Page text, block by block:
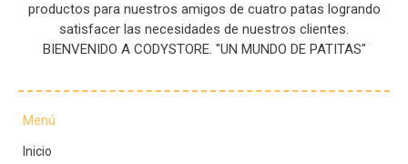
productos para nuestros amigos de cuatro patas logrando
satisfacer las necesidades de nuestros clientes.
BIENVENIDO A CODYSTORE. "UN MUNDO DE PATITAS"
Menú
Inicio